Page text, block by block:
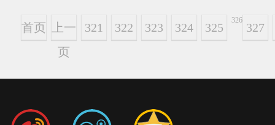
首页
上一
页
321 322 323 324 325
326
327